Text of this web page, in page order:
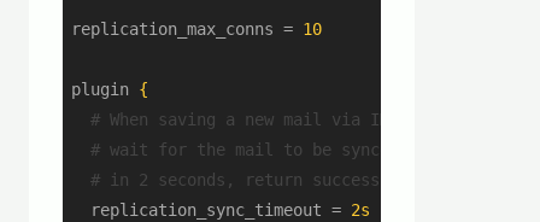
replication_max_conns = 10
plugin {
# When saving a new mail via IMAP or
# wait for the mail to be synced to the
  # in 2 seconds, return success anyway.
replication_sync_timeout = 2s